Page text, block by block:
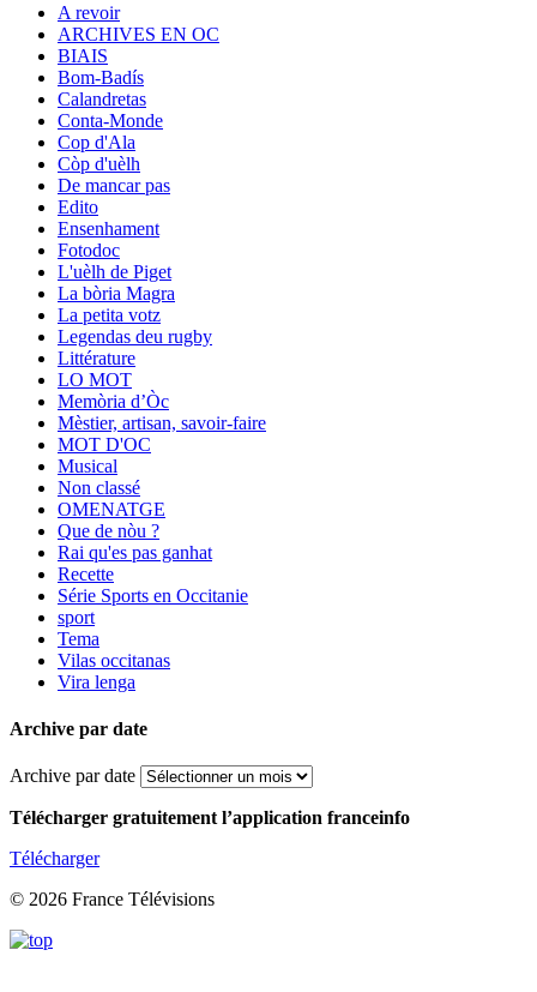
A revoir
ARCHIVES EN OC
BIAIS
Bom-Badís
Calandretas
Conta-Monde
Cop d'Ala
Còp d'uèlh
De mancar pas
Edito
Ensenhament
Fotodoc
L'uèlh de Piget
La bòria Magra
La petita votz
Legendas deu rugby
Littérature
LO MOT
Memòria d’Òc
Mèstier, artisan, savoir-faire
MOT D'OC
Musical
Non classé
OMENATGE
Que de nòu ?
Rai qu'es pas ganhat
Recette
Série Sports en Occitanie
sport
Tema
Vilas occitanas
Vira lenga
Archive par date
Archive par date
Télécharger gratuitement l’application franceinfo
Télécharger
© 2026 France Télévisions